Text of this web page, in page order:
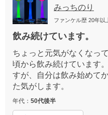
みっちのり
ファンケル歴 20年以
飲み続けています。
ちょっと元気がなくなっ
頃から飲み続けています
すが、自分は飲み始めて
た気がします。
年代： 50代後半